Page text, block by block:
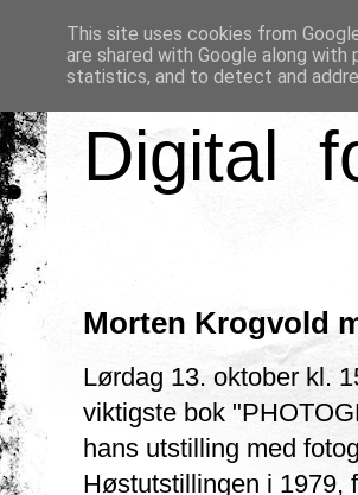
Digital
Morten Krogvold
Lørdag 13. oktober kl.
viktigste bok
hans utstilling med
Høstutstillingen i 1979,
This site uses cookies from
are shared with Google along
statistics, and to detect and